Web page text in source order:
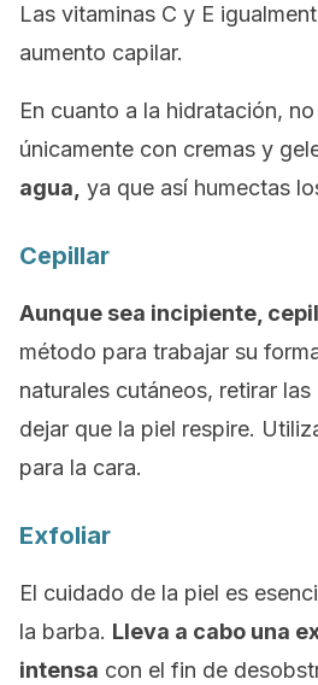
Las vitaminas C y E
aumento capilar.
En cuanto a la hidratación,
únicamente con cremas y
agua, ya que así humectas
Cepillar
Aunque sea incipiente,
método para trabajar su
naturales cutáneos, retirar
dejar que la piel respire.
para la cara.
Exfoliar
El cuidado de la piel es
la barba. Lleva a cabo una
intensa con el fin de